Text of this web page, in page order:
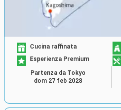
Cucina raffinata
Esperienza Premium
Partenza da Tokyo
dom 27 feb 2028